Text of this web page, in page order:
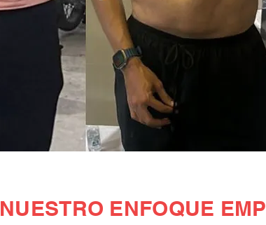
NUESTRO ENFOQUE